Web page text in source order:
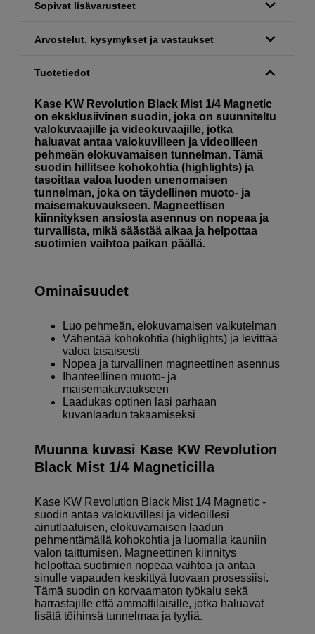
Sopivat lisävarusteet
Arvostelut, kysymykset ja vastaukset
Tuotetiedot
Kase KW Revolution Black Mist 1/4 Magnetic
on eksklusiivinen suodin, joka on suunniteltu
valokuvaajille ja videokuvaajille, jotka
haluavat antaa valokuvilleen ja videoilleen
pehmeän elokuvamaisen tunnelman. Tämä
suodin hillitsee kohokohtia (highlights) ja
tasoittaa valoa luoden unenomaisen
tunnelman, joka on täydellinen muoto- ja
maisemakuvaukseen. Magneettisen
kiinnityksen ansiosta asennus on nopeaa ja
turvallista, mikä säästää aikaa ja helpottaa
suotimien vaihtoa paikan päällä.
Ominaisuudet
Luo pehmeän, elokuvamaisen vaikutelman
Vähentää kohokohtia (highlights) ja levittää
valoa tasaisesti
Nopea ja turvallinen magneettinen asennus
Ihanteellinen muoto- ja
maisemakuvaukseen
Laadukas optinen lasi parhaan
kuvanlaadun takaamiseksi
Muunna kuvasi Kase KW Revolution
Black Mist 1/4 Magneticilla
Kase KW Revolution Black Mist 1/4 Magnetic -
suodin antaa valokuvillesi ja videoillesi
ainutlaatuisen, elokuvamaisen laadun
pehmentämällä kohokohtia ja luomalla kauniin
valon taittumisen. Magneettinen kiinnitys
helpottaa suotimien nopeaa vaihtoa ja antaa
sinulle vapauden keskittyä luovaan prosessiisi.
Tämä suodin on korvaamaton työkalu sekä
harrastajille että ammattilaisille, jotka haluavat
lisätä töihinsä tunnelmaa ja tyyliä.